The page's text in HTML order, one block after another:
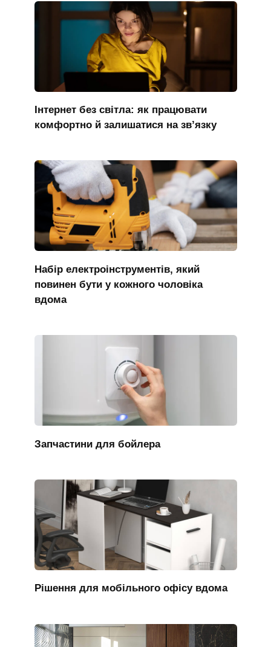
Інтернет без світла: як працювати
комфортно й залишатися на зв’язку
Набір електроінструментів, який
повинен бути у кожного чоловіка
вдома
Запчастини для бойлера
Рішення для мобільного офісу вдома